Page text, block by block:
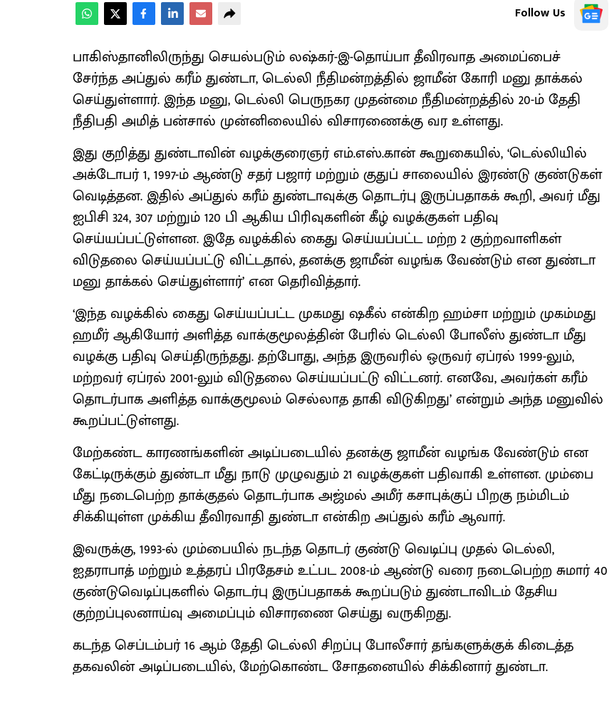
Follow Us
பாகிஸ்தானிலிருந்து செயல்படும் லஷ்கர்-இ-தொய்பா தீவிரவாத அமைப்பைச்
சேர்ந்த அப்துல் கரீம் துண்டா, டெல்லி நீதிமன்றத்தில் ஜாமீன் கோரி மனு தாக்கல்
செய்துள்ளார். இந்த மனு, டெல்லி பெருநகர முதன்மை நீதிமன்றத்தில் 20-ம் தேதி
நீதிபதி அமித் பன்சால் முன்னிலையில் விசாரணைக்கு வர உள்ளது.
இது குறித்து துண்டாவின் வழக்குரைஞர் எம்.எஸ்.கான் கூறுகையில், ‘டெல்லியில்
அக்டோபர் 1, 1997-ம் ஆண்டு சதர் பஜார் மற்றும் குதுப் சாலையில் இரண்டு குண்டுகள்
வெடித்தன. இதில் அப்துல் கரீம் துண்டாவுக்கு தொடர்பு இருப்பதாகக் கூறி, அவர் மீது
ஐபிசி 324, 307 மற்றும் 120 பி ஆகிய பிரிவுகளின் கீழ் வழக்குகள் பதிவு
செய்யப்பட்டுள்ளன. இதே வழக்கில் கைது செய்யப்பட்ட மற்ற 2 குற்றவாளிகள்
விடுதலை செய்யப்பட்டு விட்டதால், தனக்கு ஜாமீன் வழங்க வேண்டும் என துண்டா
மனு தாக்கல் செய்துள்ளார்’ என தெரிவித்தார்.
‘இந்த வழக்கில் கைது செய்யப்பட்ட முகமது ஷகீல் என்கிற ஹம்சா மற்றும் முகம்மது
ஹமீர் ஆகியோர் அளித்த வாக்குமூலத்தின் பேரில் டெல்லி போலீஸ் துண்டா மீது
வழக்கு பதிவு செய்திருந்தது. தற்போது, அந்த இருவரில் ஒருவர் ஏப்ரல் 1999-லும்,
மற்றவர் ஏப்ரல் 2001-லும் விடுதலை செய்யப்பட்டு விட்டனர். எனவே, அவர்கள் கரீம்
தொடர்பாக அளித்த வாக்குமூலம் செல்லாத தாகி விடுகிறது’ என்றும் அந்த மனுவில்
கூறப்பட்டுள்ளது.
மேற்கண்ட காரணங்களின் அடிப்படையில் தனக்கு ஜாமீன் வழங்க வேண்டும் என
கேட்டிருக்கும் துண்டா மீது நாடு முழுவதும் 21 வழக்குகள் பதிவாகி உள்ளன. மும்பை
மீது நடைபெற்ற தாக்குதல் தொடர்பாக அஜ்மல் அமீர் கசாபுக்குப் பிறகு நம்மிடம்
சிக்கியுள்ள முக்கிய தீவிரவாதி துண்டா என்கிற அப்துல் கரீம் ஆவார்.
இவருக்கு, 1993-ல் மும்பையில் நடந்த தொடர் குண்டு வெடிப்பு முதல் டெல்லி,
ஐதராபாத் மற்றும் உத்தரப் பிரதேசம் உட்பட 2008-ம் ஆண்டு வரை நடைபெற்ற சுமார் 40
குண்டுவெடிப்புகளில் தொடர்பு இருப்பதாகக் கூறப்படும் துண்டாவிடம் தேசிய
குற்றப்புலனாய்வு அமைப்பும் விசாரணை செய்து வருகிறது.
கடந்த செப்டம்பர் 16 ஆம் தேதி டெல்லி சிறப்பு போலீசார் தங்களுக்குக் கிடைத்த
தகவலின் அடிப்படையில், மேற்கொண்ட சோதனையில் சிக்கினார் துண்டா.